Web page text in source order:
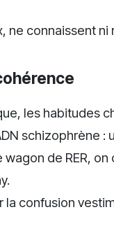
ne connaissent ni
les habitudes
schizophrène :
de RER,
la confusion